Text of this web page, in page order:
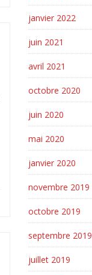
janvier 2022
juin 2021
avril 2021
octobre 2020
juin 2020
mai 2020
janvier 2020
novembre 2019
octobre 2019
septembre 2019
juillet 2019